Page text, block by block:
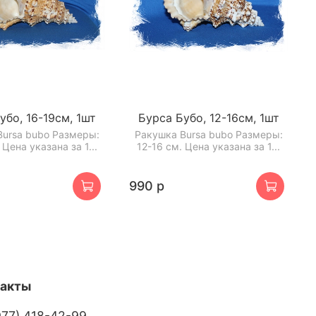
16-19см, 1шт
bubo Размеры:
указана за 1...
Бурса Бубо, 12-16см, 1шт
Ракушка Bursa bubo Размеры:
12-16 см. Цена указана за 1...
990 р